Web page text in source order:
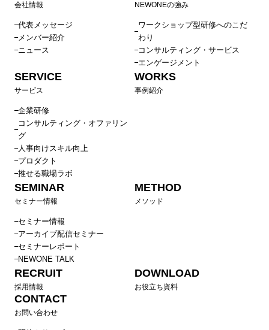
エンゲージメントサーベイ結果から見た課題別アプローチ
エンゲージメントワークショップ～やりがい向上編～
マネジメント層向け理念浸透ワークショップ
中途オンボーディング支援プログラム（受け入れ上司向
け）
キャリアクラフトシリーズ：キャリア支援マネジメント研
修
チーム伴走支援組織開発プログラム
90日で成果を出すマネジャーへ 新任管理職研修
エンゲージメントが高いチームを作るための、伴走型管理
職プログラム（管理職研修・マネジメント研修）
エンゲージメントサーベイ読み解きセミナー
中途入社者のオンボーディングを成功させるポイント ～
人材流動化時代に組織力を高める方法～（上司編）
シニア社員向け研修
40代向けキャリア研修
50代向けキャリア研修〜ゲーミフィケーションを通じて明
会社情報
代表メッセージ
メンバー紹介
ニュース
NEWONEの強み
ワークショップ型研修へのこだ
わり
コンサルティング・サービス
エンゲージメント
SERVICE
サービス
企業研修
コンサルティング・オファリン
グ
人事向けスキル向上
プロダクト
推せる職場ラボ
WORKS
事例紹介
SEMINAR
セミナー情報
セミナー情報
アーカイブ配信セミナー
セミナーレポート
NEWONE TALK
METHOD
メソッド
RECRUIT
採用情報
DOWNLOAD
お役立ち資料
CONTACT
お問い合わせ